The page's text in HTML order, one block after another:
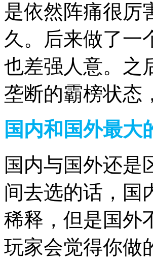
是依然阵痛很厉
久。
后来做了一
也差强人意。 之
垄断的霸榜状态
国内和国外最大
国内与国外还是
间去选的话，国
稀释，但是国外
玩家会觉得你做